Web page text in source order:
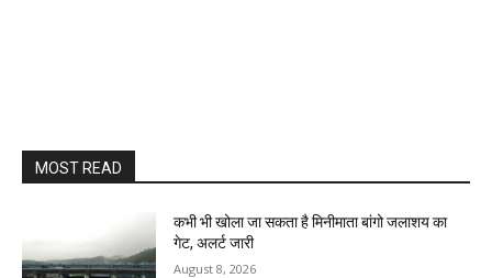
MOST READ
कभी भी खोला जा सकता है मिनीमाता बांगो जलाशय का
गेट, अलर्ट जारी
August 8, 2026